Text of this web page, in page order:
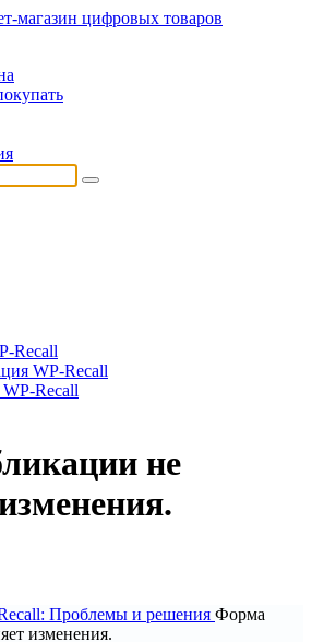
Recall
WP-Recall
Recall
не
Проблемы и решения Форма
изменения.